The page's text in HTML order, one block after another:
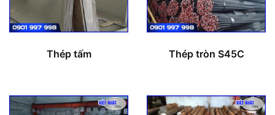
Thép tấm Thép tròn S45C